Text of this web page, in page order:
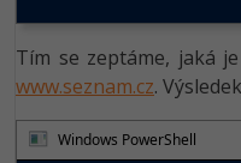
Tím se zeptáme, jaká
www.seznam.cz.
Windows PowerShell